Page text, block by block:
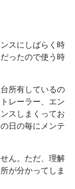
スにしばらく時
ったので使う時
所有しているの
レーラー、エン
スしまくってお
日の毎にメンテ
ん。ただ、理解
が分かってしま